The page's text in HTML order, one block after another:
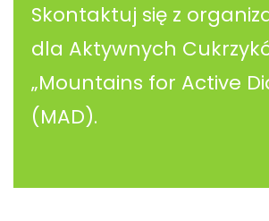
Skontaktuj się z
dla Aktywnych
„Mountains for Active
(MAD).